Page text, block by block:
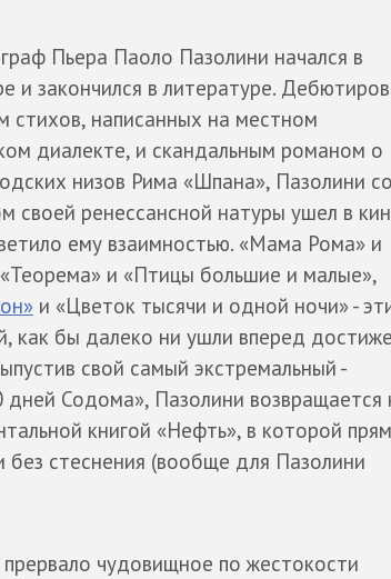
Пьера Паоло Пазолини начался в
и закончился в литературе.
стихов, написанных на местном
диалекте, и скандальным романом о
низов Рима «Шпана», Пазолини со
своей ренессансной натуры ушел в
ему взаимностью. «Мама Рома» и
и «Птицы большие и малые»,
и «Цветок тысячи и одной ночи» -
как бы далеко ни ушли вперед
свой самый экстремальный -
дней Содома», Пазолини возвращается
книгой «Нефть», в которой
без стеснения (вообще для Пазолини
чудовищное по жестокости